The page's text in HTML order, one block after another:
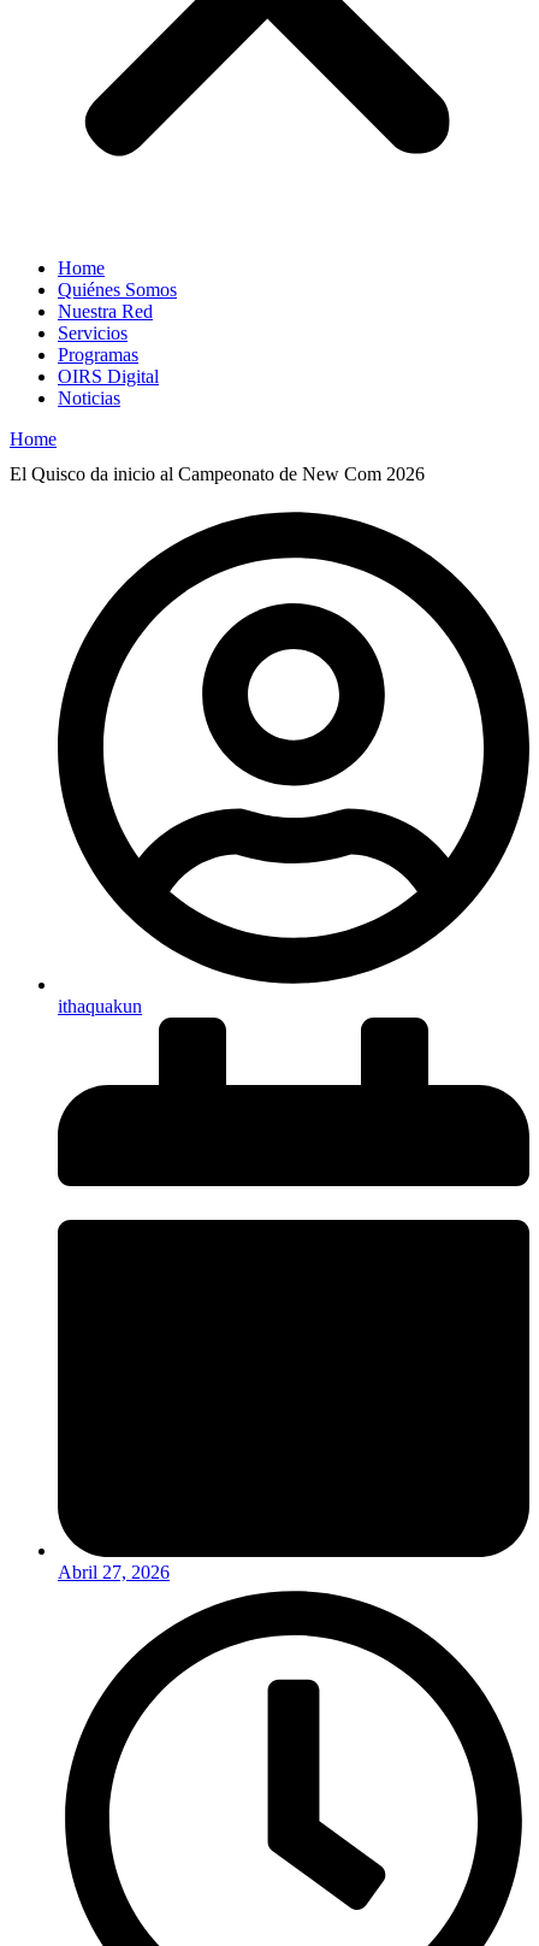
Home
Quiénes Somos
Nuestra Red
Servicios
Programas
OIRS Digital
Noticias
Home
El Quisco da inicio al Campeonato de New Com 2026
ithaquakun
Abril 27, 2026